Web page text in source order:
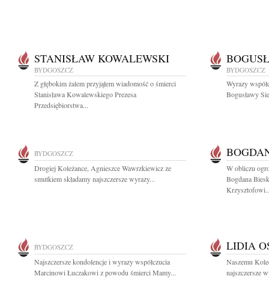
STANISŁAW KOWALEWSKI
BYDGOSZCZ
Z głębokim żalem przyjąłem wiadomość o śmierci
Stanisława Kowalewskiego Prezesa
Przedsiębiorstwa...
BYDGOSZCZ
Wyrazy
Bogusławy
BYDGOSZCZ
Drogiej Koleżance, Agnieszce Wawrzkiewicz ze
smutkiem składamy najszczersze wyrazy...
W obliczu
Bogdana
BYDGOSZCZ
Najszczersze kondolencje i wyrazy współczucia
Marcinowi Łuczakowi z powodu śmierci Mamy...
LIDIA
Naszemu
najszczersze